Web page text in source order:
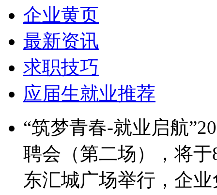
企业黄页
最新资讯
求职技巧
应届生就业推荐
“筑梦青春-就业启航
聘会（第二场），将
东汇城广场举行，企